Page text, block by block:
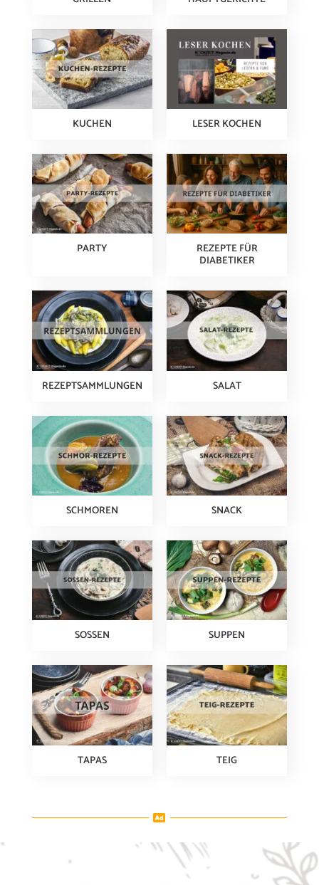
KUCHEN LESER KOCHEN
PARTY REZEPTE FÜR
DIABETIKER
REZEPTSAMMLUNGEN SALAT
SCHMOREN SNACK
SOSSEN SUPPEN
TAPAS TEIG